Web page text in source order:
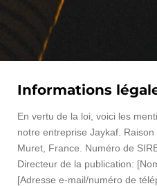
Informations
En vertu de la loi, voici les
notre entreprise Jaykaf.
Muret, France. Numéro de
Directeur de la publication:
[Adresse e-mail/numéro de